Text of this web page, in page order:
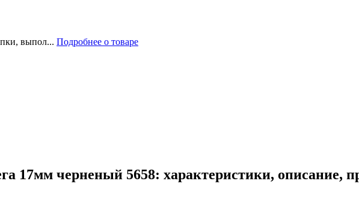
выпол... Подробнее о товаре
17мм черненый 5658: характеристики, описание,